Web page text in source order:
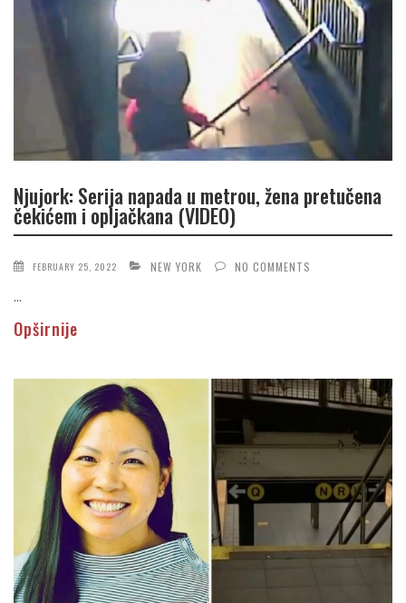
Njujork: Serija napada u metrou, žena pretučena
čekićem i opljačkana (VIDEO)
FEBRUARY 25, 2022 NEW YORK NO COMMENTS
...
Opširnije